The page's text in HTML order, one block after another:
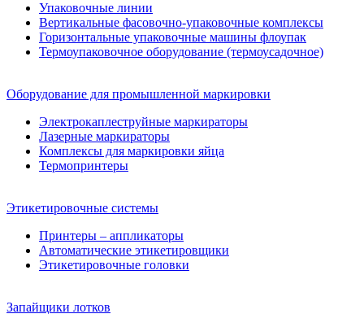
Упаковочные линии
Вертикальные фасовочно-упаковочные комплексы
Горизонтальные упаковочные машины флоупак
Термоупаковочное оборудование (термоусадочное)
Оборудование для промышленной маркировки
Электрокаплеструйные маркираторы
Лазерные маркираторы
Комплексы для маркировки яйца
Термопринтеры
Этикетировочные системы
Принтеры – аппликаторы
Автоматические этикетировщики
Этикетировочные головки
Запайщики лотков